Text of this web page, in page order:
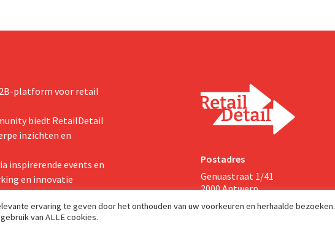
platform voor retail
biedt RetailDetail
inzichten en
inspirerende events en
en innovatie
Postadres
Genuastraat 1/41
2000 Antwerp
ervaring te geven door het onthouden van uw voorkeuren en herhaalde bezoeken.
van ALLE cookies.